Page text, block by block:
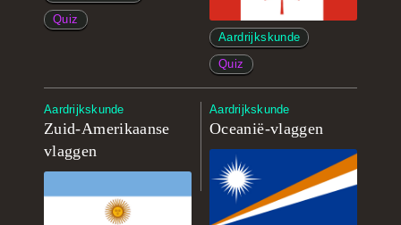
Quiz
Aardrijkskunde
Quiz
Aardrijkskunde
Zuid-Amerikaanse
vlaggen
Aardrijkskunde
Oceanië-vlaggen